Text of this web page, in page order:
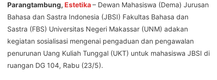
Parangtambung, Estetika– Dewan Mahasiswa (Dema) Jurusan
Bahasa dan Sastra Indonesia (JBSI) Fakultas Bahasa dan
Sastra (FBS) Universitas Negeri Makassar (UNM) adakan
kegiatan sosialisasi mengenai pengaduan dan pengawalan
penurunan Uang Kuliah Tunggal (UKT) untuk mahasiswa JBSI di
ruangan DG 104, Rabu (23/5).